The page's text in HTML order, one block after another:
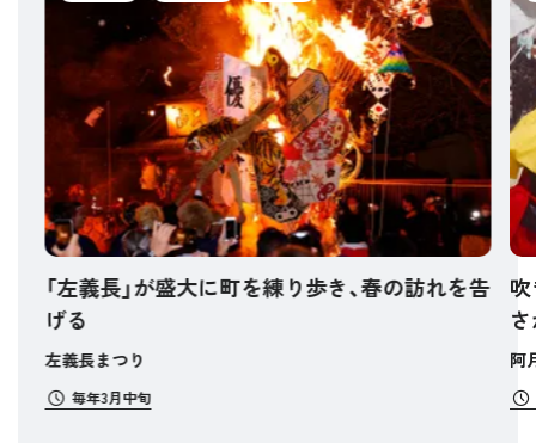
「左義長」が盛大に町を練り歩き、春の訪れを告
げる
左義長まつり
毎年3月中旬
阿